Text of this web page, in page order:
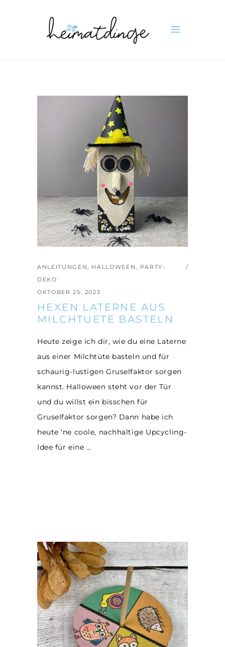
ANLEITUNGEN, HALLOWEEN, PARTY-
DEKO
OKTOBER 25, 2023
HEXEN LATERNE AUS
MILCHTUETE BASTELN
Heute zeige ich dir, wie du eine Laterne
aus einer Milchtüte basteln und für
schaurig-lustigen Gruselfaktor sorgen
kannst. Halloween steht vor der Tür
und du willst ein bisschen für
Gruselfaktor sorgen? Dann habe ich
heute 'ne coole, nachhaltige Upcycling-
Idee für eine